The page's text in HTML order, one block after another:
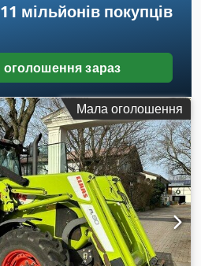
11 мільйонів покупців
оголошення зараз
Мала оголошення